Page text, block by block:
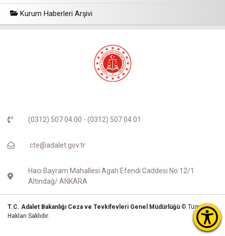
Kurum Haberleri Arşivi
(0312) 507 04 00 - (0312) 507 04 01
cte@adalet.gov.tr
Hacı Bayram Mahallesi Agah Efendi Caddesi No:12/1
Altındağ/ ANKARA
T.C. Adalet Bakanlığı Ceza ve Tevkifevleri Genel Müdürlüğü © Tüm
Hakları Saklıdır.